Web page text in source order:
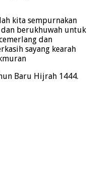
kita sempurnakan
dan berukhuwah untuk
dan
sayang kearah
Baru Hijrah 1444.